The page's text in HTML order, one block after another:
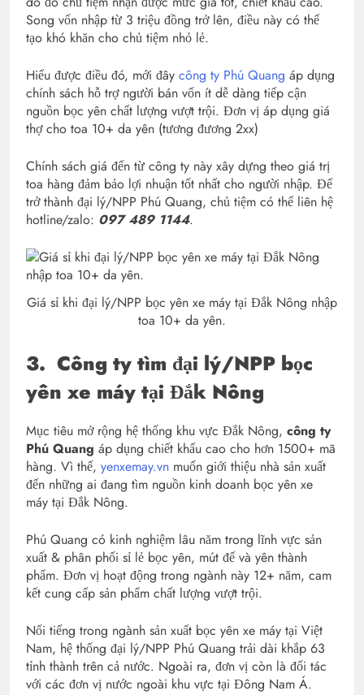
Song vốn nhập từ 3 triệu đồng trở lên, điều này có thể
tạo khó khăn cho chủ tiệm nhỏ lẻ.
Hiểu được điều đó, mới đây công ty Phú Quang áp dụng
chính sách hỗ trợ người bán vốn ít dễ dàng tiếp cận
nguồn bọc yên chất lượng vượt trội. Đơn vị áp dụng giá
thợ cho toa 10+ da yên (tương đương 2xx)
Chính sách giá đến từ công ty này xây dựng theo giá trị
toa hàng đảm bảo lợi nhuận tốt nhất cho người nhập. Để
trở thành đại lý/NPP Phú Quang, chủ tiệm có thể liên hệ
hotline/zalo: 097 489 1144.
Giá sỉ khi đại lý/NPP bọc yên xe máy tại Đắk Nông nhập
toa 10+ da yên.
3. Công ty tìm đại lý/NPP bọc
yên xe máy tại Đắk Nông
Mục tiêu mở rộng hệ thống khu vực Đắk Nông, công ty
Phú Quang áp dụng chiết khấu cao cho hơn 1500+ mã
hàng. Vì thế, yenxemay.vn muốn giới thiệu nhà sản xuất
đến những ai đang tìm nguồn kinh doanh bọc yên xe
máy tại Đắk Nông.
Phú Quang có kinh nghiệm lâu năm trong lĩnh vực sản
xuất & phân phối sỉ lẻ bọc yên, mút đế và yên thành
phẩm. Đơn vị hoạt động trong ngành này 12+ năm, cam
kết cung cấp sản phẩm chất lượng vượt trội.
Nổi tiếng trong ngành sản xuất bọc yên xe máy tại Việt
Nam, hệ thống đại lý/NPP Phú Quang trải dài khắp 63
tỉnh thành trên cả nước. Ngoài ra, đơn vị còn là đối tác
với các đơn vị nước ngoài khu vực tại Đông Nam Á.